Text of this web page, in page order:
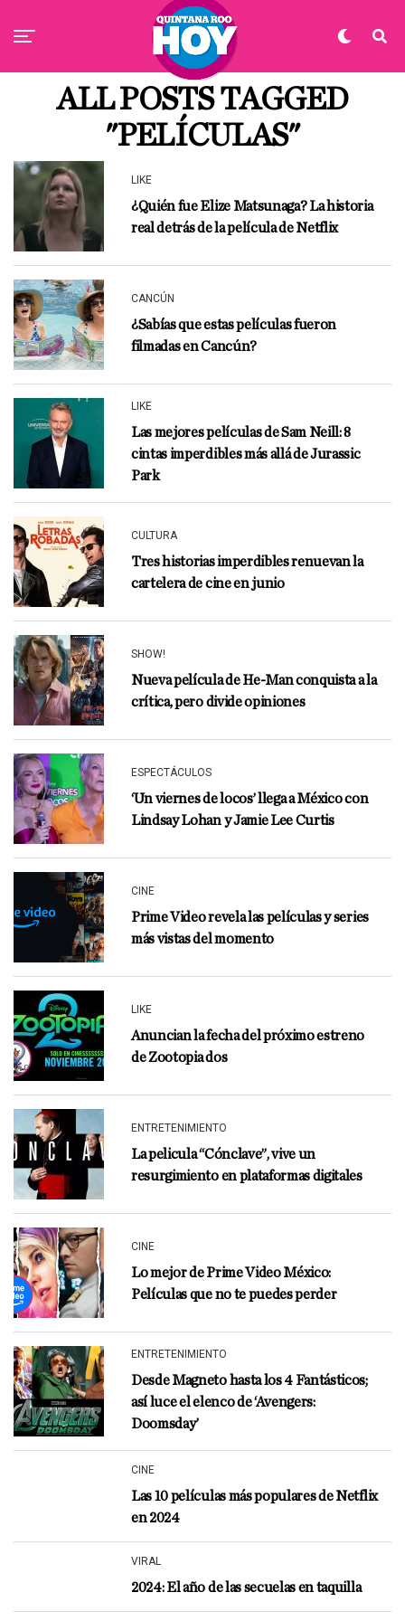
ALL POSTS TAGGED
"PELÍCULAS"
LIKE
¿Quién fue Elize Matsunaga? La historia
real detrás de la película de Netflix
CANCÚN
¿Sabías que estas películas fueron
filmadas en Cancún?
LIKE
Las mejores películas de Sam Neill: 8
cintas imperdibles más allá de Jurassic
Park
CULTURA
Tres historias imperdibles renuevan la
cartelera de cine en junio
SHOW!
Nueva película de He-Man conquista a la
crítica, pero divide opiniones
ESPECTÁCULOS
‘Un viernes de locos’ llega a México con
Lindsay Lohan y Jamie Lee Curtis
CINE
Prime Video revela las películas y series
más vistas del momento
LIKE
Anuncian la fecha del próximo estreno
de Zootopia dos
ENTRETENIMIENTO
La pelicula “Cónclave”, vive un
resurgimiento en plataformas digitales
CINE
Lo mejor de Prime Video México:
Películas que no te puedes perder
ENTRETENIMIENTO
Desde Magneto hasta los 4 Fantásticos;
así luce el elenco de ‘Avengers:
Doomsday’
CINE
Las 10 películas más populares de Netflix
en 2024
VIRAL
2024: El año de las secuelas en taquilla